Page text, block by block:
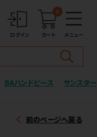
ログイン カート
0
メニュー
BAハンドピース サンスター
前のページへ戻る